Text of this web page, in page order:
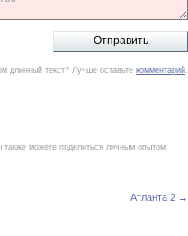
длинный текст? Лучше оставьте комментарий.
также можете поделиться личным опытом
Атланта 2 →